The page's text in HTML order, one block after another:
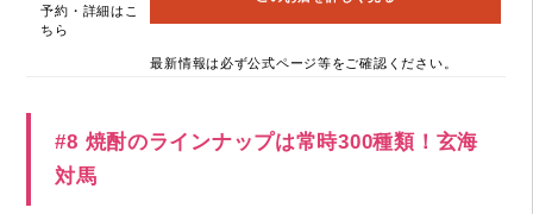
予約・詳細はこ
ちら
最新情報は必ず公式ページ等をご確認ください。
#8 焼酎のラインナップは常時300種類！玄海
対馬